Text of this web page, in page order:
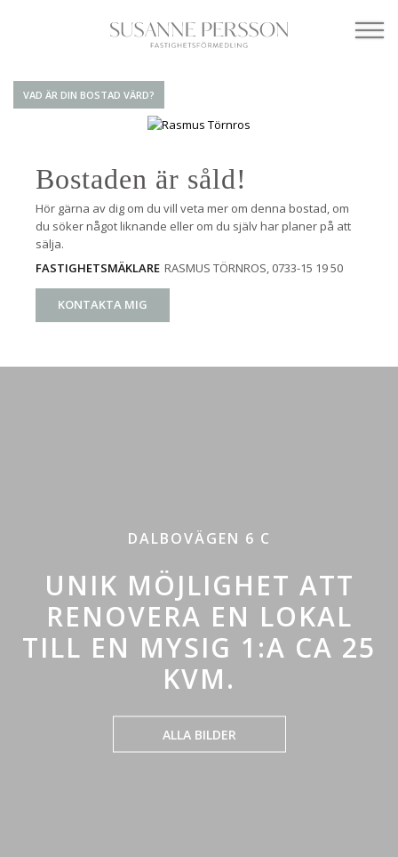
VAD ÄR DIN BOSTAD VÄRD?
Bostaden är såld!
Hör gärna av dig om du vill veta mer om denna bostad, om
du söker något liknande eller om du själv har planer på att
sälja.
FASTIGHETSMÄKLARE RASMUS TÖRNROS , 0733-15 19 50
KONTAKTA MIG
DALBOVÄGEN 6 C
UNIK MÖJLIGHET ATT
RENOVERA EN LOKAL
TILL EN MYSIG 1:A CA 25
KVM.
ALLA BILDER